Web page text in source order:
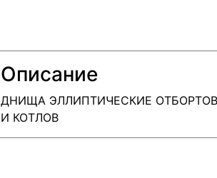
Описание
ДНИЩА ЭЛЛИПТИЧЕСКИЕ
И КОТЛОВ